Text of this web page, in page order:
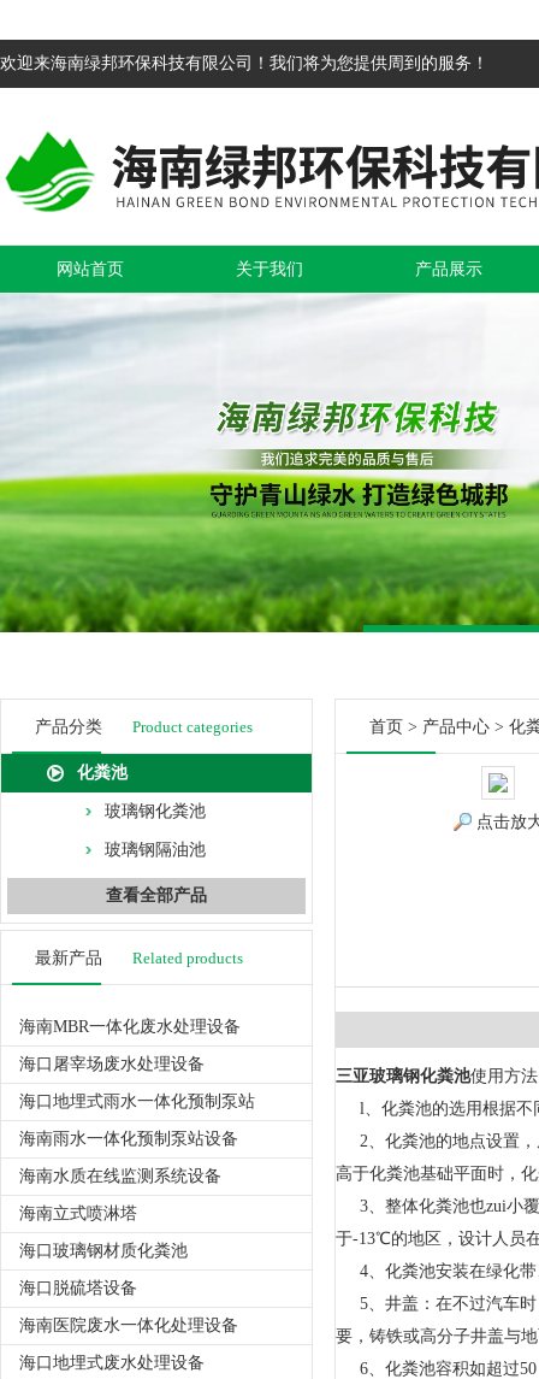
欢迎来海南绿邦环保科技有限公司！我们将为您提供周到的服务！
网站首页 关于我们 产品展示
产品分类 Product categories
化粪池
玻璃钢化粪池
玻璃钢隔油池
查看全部产品
最新产品 Related products
海南MBR一体化废水处理设备
海口屠宰场废水处理设备
海口地埋式雨水一体化预制泵站
海南雨水一体化预制泵站设备
海南水质在线监测系统设备
海南立式喷淋塔
海口玻璃钢材质化粪池
海口脱硫塔设备
海南医院废水一体化处理设备
海口地埋式废水处理设备
首页 > 产品中心 > 化
点击放
三亚玻璃钢化粪池使用方法
l、化粪池的选用根据不
2、化粪池的地点设置，
高于化粪池基础平面时，
3、整体化粪池也zui小覆
于-13℃的地区，设计人员
4、化粪池安装在绿化带
5、井盖：在不过汽车时
要，铸铁或高分子井盖与
6、化粪池容积如超过50